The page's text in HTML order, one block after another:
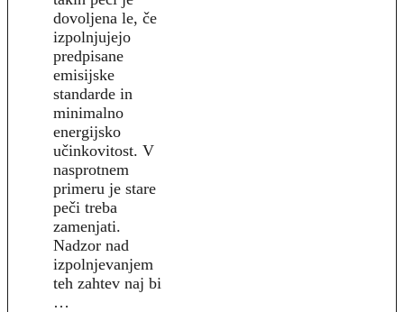
dovoljena le, če
izpolnjujejo
predpisane
emisijske
standarde in
minimalno
energijsko
učinkovitost. V
nasprotnem
primeru je stare
peči treba
zamenjati.
Nadzor nad
izpolnjevanjem
teh zahtev naj bi
…